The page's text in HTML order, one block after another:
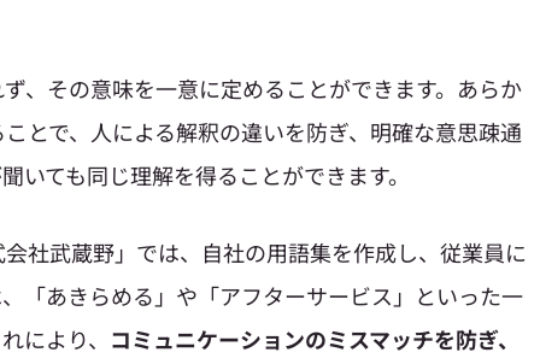
、その意味を一意に定めることができます。あらか
とで、人による解釈の違いを防ぎ、明確な意思疎通
いても同じ理解を得ることができます。
社武蔵野」では、自社の用語集を作成し、従業員に
「あきらめる」や「アフターサービス」といった一
により、 コミュニケーションのミスマッチを防ぎ、